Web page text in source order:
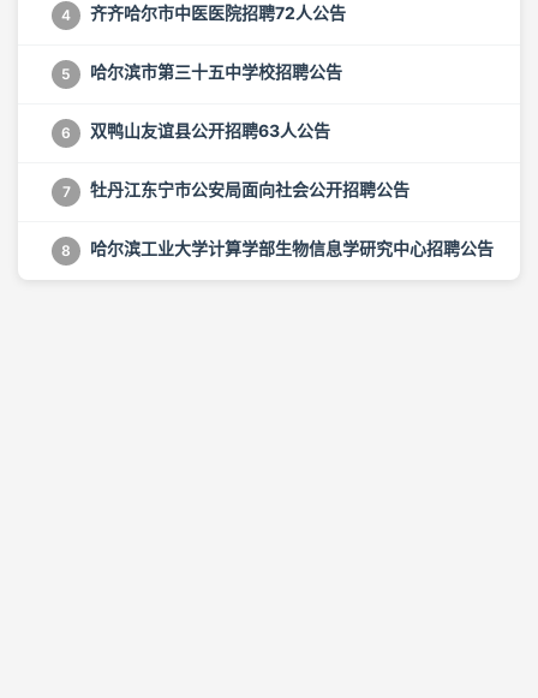
4 齐齐哈尔市中医医院招聘72人公告
5 哈尔滨市第三十五中学校招聘公告
6 双鸭山友谊县公开招聘63人公告
7 牡丹江东宁市公安局面向社会公开招聘公告
8 哈尔滨工业大学计算学部生物信息学研究中心招聘公告